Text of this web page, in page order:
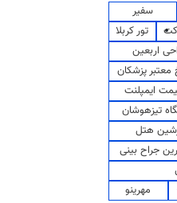
سفیر
تور کربلا
اربعین
پزشکان
ایمپلنت
تیزهوشان
هتل
جراح بینی
مهرینو